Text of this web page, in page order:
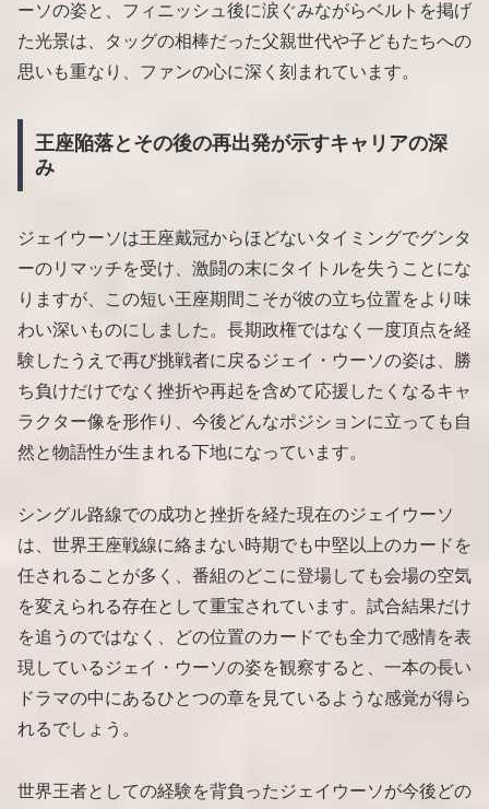
ーソの姿と、フィニッシュ後に涙ぐみながらベルトを掲げ
た光景は、タッグの相棒だった父親世代や子どもたちへの
思いも重なり、ファンの心に深く刻まれています。
王座陥落とその後の再出発が示すキャリアの深
み
ジェイウーソは王座戴冠からほどないタイミングでグンタ
ーのリマッチを受け、激闘の末にタイトルを失うことにな
りますが、この短い王座期間こそが彼の立ち位置をより味
わい深いものにしました。長期政権ではなく一度頂点を経
験したうえで再び挑戦者に戻るジェイ・ウーソの姿は、勝
ち負けだけでなく挫折や再起を含めて応援したくなるキャ
ラクター像を形作り、今後どんなポジションに立っても自
然と物語性が生まれる下地になっています。
シングル路線での成功と挫折を経た現在のジェイウーソ
は、世界王座戦線に絡まない時期でも中堅以上のカードを
任されることが多く、番組のどこに登場しても会場の空気
を変えられる存在として重宝されています。試合結果だけ
を追うのではなく、どの位置のカードでも全力で感情を表
現しているジェイ・ウーソの姿を観察すると、一本の長い
ドラマの中にあるひとつの章を見ているような感覚が得ら
れるでしょう。
世界王者としての経験を背負ったジェイウーソが今後どの